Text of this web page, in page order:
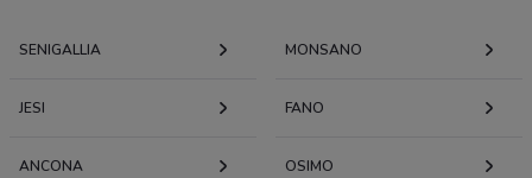
SENIGALLIA MONSANO
JESI FANO
ANCONA OSIMO